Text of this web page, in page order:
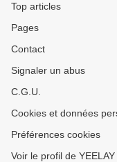
Top articles
Pages
Contact
Signaler un abus
C.G.U.
Cookies et données
Préférences cookies
Voir le profil de